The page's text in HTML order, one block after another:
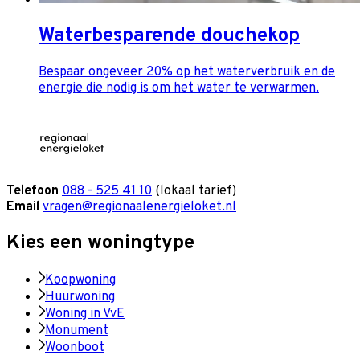
Waterbesparende douchekop
Bespaar ongeveer 20% op het waterverbruik en de
energie die nodig is om het water te verwarmen.
Telefoon 088 - 525 41 10 (lokaal tarief)
Email vragen@regionaalenergieloket.nl
Kies een woningtype
Koopwoning
Huurwoning
Woning in VvE
Monument
Woonboot